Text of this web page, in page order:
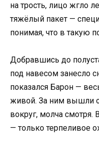
на трость, лицо жгло
тяжёлый пакет —
понимая, что в такую
Добравшись до
под навесом занесло
показался Барон —
живой. За ним вышли
вокруг, молча
— только терпеливое